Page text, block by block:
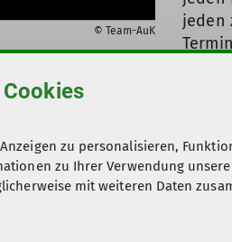
© Team-AuK
jeden
zu personalisieren,
zu Ihrer Verwendung
mit weiteren Daten